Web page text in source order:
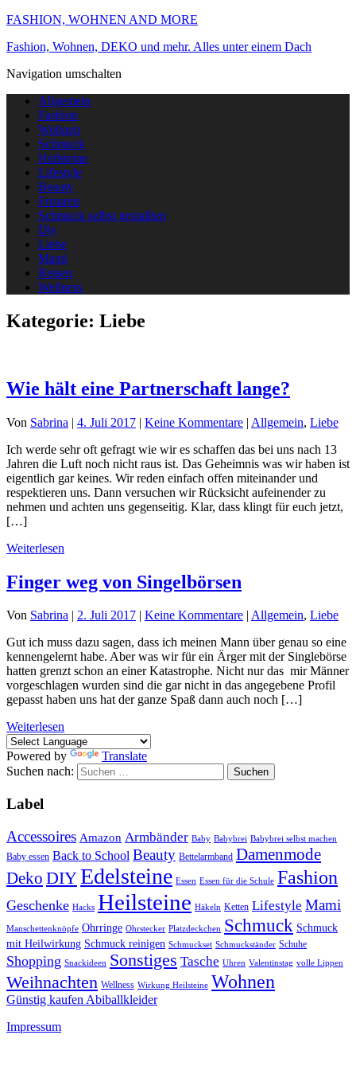
FASHION, WOHNEN AND MORE
Fashion, Wohnen, DEKO und mehr. Alles unter einem Dach
Navigation umschalten
Allgemein
Fashion
Wohnen
Schmuck
Heilsteine
Lifestyle
Beauty
Frisuren
Schmuck selbst gestallten
Diy
Liebe
Mami
Reisen
Wellness
Kategorie: Liebe
Wie hält eine Partnerschaft lange?
Von Sabrina | 4. Juli 2017 | Keine Kommentare | Allgemein, Liebe
Ich werde sehr oft gefragt wie wir es schaffen das bei uns nach 13
Jahren die Luft noch nicht raus ist. Das Geheimnis was wir haben ist
eigentlich gar keines. Wir reden einfach offen miteinander und
respektieren uns. Dann versuchen wir Rücksicht aufeinender zu
nehmen und achten uns gegenseitig. Klar, dass klingt für euch jetzt,
[…]
Weiterlesen
Finger weg von Singelbörsen
Von Sabrina | 2. Juli 2017 | Keine Kommentare | Allgemein, Liebe
Gut ich muss dazu sagen, dass ich meinen Mann über genau so eine
kennengelernt habe. Aber was wir für ein Ärger mit der Singlebörse
hatten grenzt schon an einer Katastrophe. Nicht nur das mir Männer
vorgeschlagen wurden sind die gar nicht in das angegebene Profil
gepasst haben uns hat der ganze Spaß dann auch noch […]
Weiterlesen
Powered by
Translate
Suchen nach:
Label
Accessoires Amazon Armbänder Baby Babybrei Babybrei selbst machen
Baby essen Back to School Beauty Bettelarmband Damenmode
Deko DIYEdelsteine Essen Essen für die Schule Fashion
Geschenke Hacks Heilsteine Häkeln Ketten Lifestyle Mami
Manschettenknöpfe Ohrringe Ohrstecker Platzdeckchen Schmuck Schmuck
mit Heilwirkung Schmuck reinigen Schmuckset Schmuckständer Schuhe
Shopping Snackideen Sonstiges Tasche Uhren Valentinstag volle Lippen
Weihnachten Wellness Wirkung Heilsteine Wohnen
Günstig kaufen Abiballkleider
Impressum